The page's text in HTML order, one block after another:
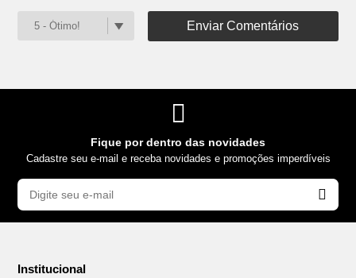
Enviar Comentários
Fique por dentro das novidades
Cadastre seu e-mail e receba novidades e promoções imperdíveis
Institucional